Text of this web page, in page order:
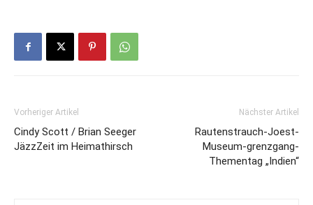
Vorheriger Artikel
Cindy Scott / Brian Seeger
JäzzZeit im Heimathirsch
Nächster Artikel
Rautenstrauch-Joest-
Museum-grenzgang-
Thementag „Indien“